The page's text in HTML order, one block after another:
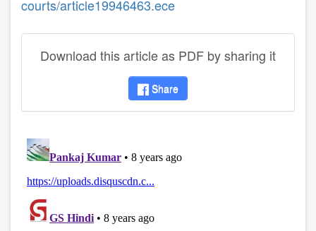
courts/article19946463.ece
Download this article as PDF by sharing it
Share